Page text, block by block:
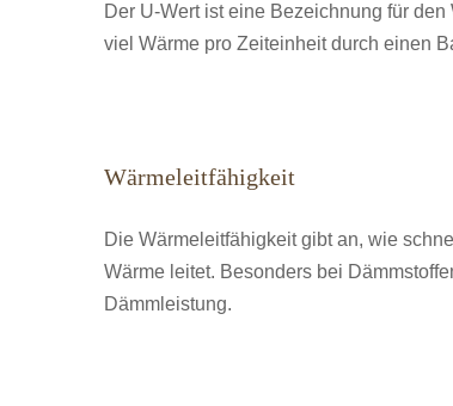
Der U-Wert ist eine Bezeichnung für
viel Wärme pro Zeiteinheit durch einen
Wärmeleitfähigkeit
Die Wärmeleitfähigkeit gibt an, wie
Wärme leitet. Besonders bei
Dämmleistung.